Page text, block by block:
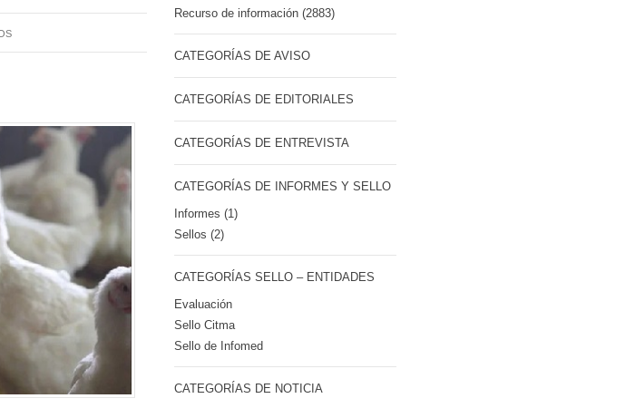
fuente.
Recurso de información (2883)
CATEGORÍAS DE AVISO
CATEGORÍAS DE EDITORIALES
CATEGORÍAS DE ENTREVISTA
CATEGORÍAS DE INFORMES Y SELLO
Informes (1)
Sellos (2)
CATEGORÍAS SELLO – ENTIDADES
Evaluación
Sello Citma
Sello de Infomed
CATEGORÍAS DE NOTICIA